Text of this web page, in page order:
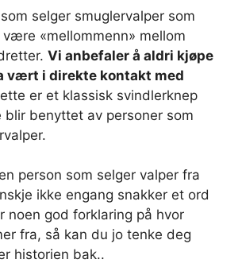
selger smuglervalper som
«mellommenn» mellom
Vi anbefaler å aldri kjøpe
vært i direkte kontakt med
er et klassisk svindlerknep
blir benyttet av personer som
person som selger valper fra
ikke engang snakker et ord
noen god forklaring på hvor
fra, så kan du jo tenke deg
historien bak..